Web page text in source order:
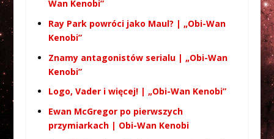
Wan Kenobi”
Ray Park powróci jako Maul? | „Obi-Wan
Kenobi”
Znamy antagonistów serialu | „Obi-Wan
Kenobi”
Logo, Vader i więcej! | „Obi-Wan Kenobi”
Ewan McGregor po pierwszych
przymiarkach | Obi-Wan Kenobi